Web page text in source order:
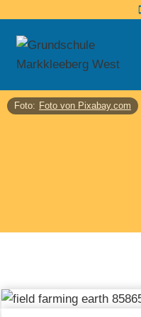
springen
Foto: Foto von Pixabay.com